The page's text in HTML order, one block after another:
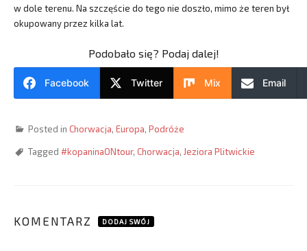
w dole terenu. Na szczęście do tego nie doszło, mimo że teren był
okupowany przez kilka lat.
Podobało się? Podaj dalej!
Facebook Twitter Mix Email
Posted in Chorwacja, Europa, Podróże
Tagged #kopaninaONtour, Chorwacja, Jeziora Plitwickie
KOMENTARZ DODAJ SWÓJ